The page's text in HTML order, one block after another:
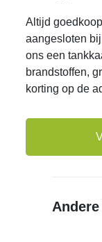
Altijd
aangesloten bij
ons een
brandstoffen,
korting op de